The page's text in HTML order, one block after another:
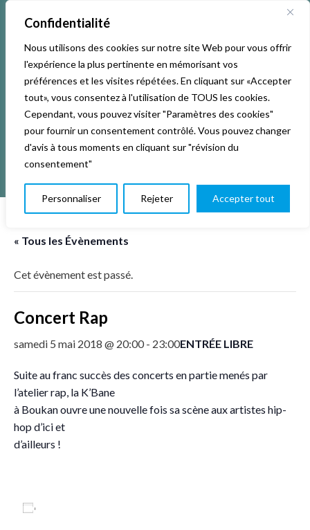
Confidentialité
Nous utilisons des cookies sur notre site Web pour vous offrir
l'expérience la plus pertinente en mémorisant vos
préférences et les visites répétées. En cliquant sur «Accepter
tout», vous consentez à l'utilisation de TOUS les cookies.
Cependant, vous pouvez visiter "Paramètres des cookies"
pour fournir un consentement contrôlé. Vous pouvez changer
d'avis à tous moments en cliquant sur "révision du
consentement"
Personnaliser Rejeter Accepter tout
« Tous les Évènements
Cet évènement est passé.
Concert Rap
samedi 5 mai 2018 @ 20:00- 23:00ENTRÉE LIBRE
Suite au franc succès des concerts en partie menés par
l’atelier rap, la K’Bane
à Boukan ouvre une nouvelle fois sa scène aux artistes hip-
hop d’ici et
d’ailleurs !